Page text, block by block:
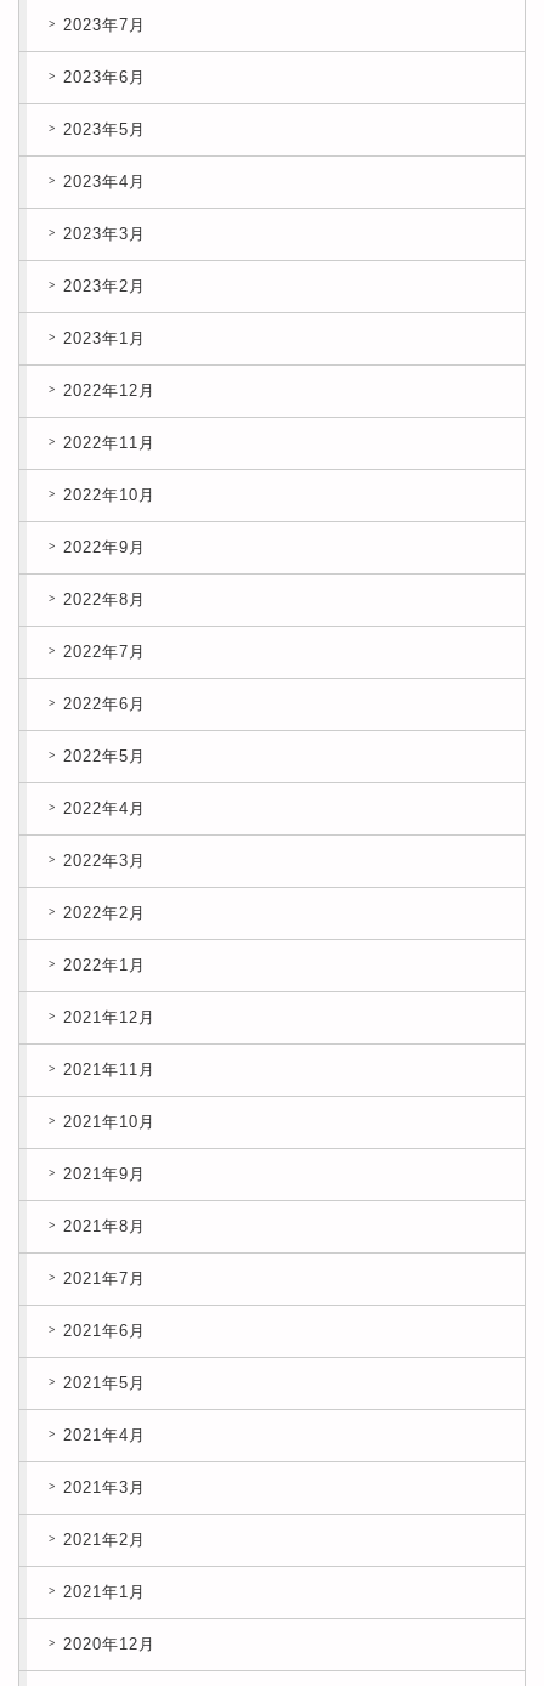
2023年7月
2023年6月
2023年5月
2023年4月
2023年3月
2023年2月
2023年1月
2022年12月
2022年11月
2022年10月
2022年9月
2022年8月
2022年7月
2022年6月
2022年5月
2022年4月
2022年3月
2022年2月
2022年1月
2021年12月
2021年11月
2021年10月
2021年9月
2021年8月
2021年7月
2021年6月
2021年5月
2021年4月
2021年3月
2021年2月
2021年1月
2020年12月